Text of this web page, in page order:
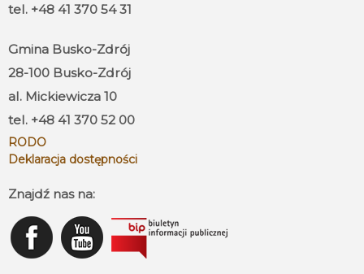
tel. +48 41 370 54 31
Gmina Busko-Zdrój
28-100 Busko-Zdrój
al. Mickiewicza 10
tel. +48 41 370 52 00
RODO
Deklaracja dostępności
Znajdź nas na: